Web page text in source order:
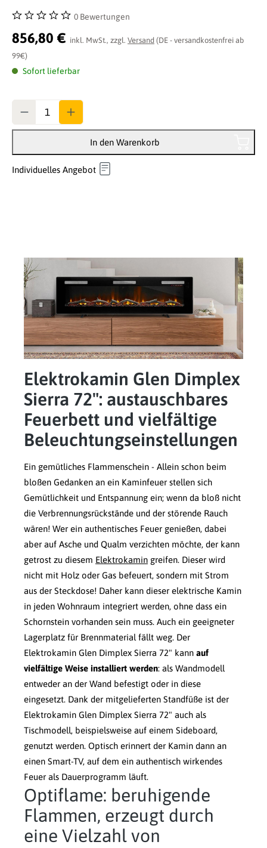
Durchschnittliche Bewertung von 0 von 5 Sternen
0 Bewertungen
856,80 € inkl. MwSt., zzgl. Versand (DE - versandkostenfrei ab
99€)
Sofort lieferbar
In den Warenkorb
Individuelles Angebot
Elektrokamin Glen Dimplex
Sierra 72": austauschbares
Feuerbett und vielfältige
Beleuchtungseinstellungen
Ein gemütliches Flammenschein - Allein schon beim
bloßen Gedanken an ein Kaminfeuer stellen sich
Gemütlichkeit und Entspannung ein; wenn da bloß nicht
die Verbrennungsrückstände und der störende Rauch
wären! Wer ein authentisches Feuer genießen, dabei
aber auf Asche und Qualm verzichten möchte, der kann
getrost zu diesem Elektrokamin greifen. Dieser wird
nicht mit Holz oder Gas befeuert, sondern mit Strom
aus der Steckdose! Daher kann dieser elektrische Kamin
in jeden Wohnraum integriert werden, ohne dass ein
Schornstein vorhanden sein muss. Auch ein geeigneter
Lagerplatz für Brennmaterial fällt weg. Der
Elektrokamin Glen Dimplex Sierra 72" kann auf
vielfältige Weise installiert werden: als Wandmodell
entweder an der Wand befestigt oder in diese
eingesetzt. Dank der mitgelieferten Standfüße ist der
Elektrokamin Glen Dimplex Sierra 72" auch als
Tischmodell, beispielsweise auf einem Sideboard,
genutzt werden. Optisch erinnert der Kamin dann an
einen Smart-TV, auf dem ein authentisch wirkendes
Feuer als Dauerprogramm läuft.
Optiflame: beruhigende
Flammen, erzeugt durch
eine Vielzahl von